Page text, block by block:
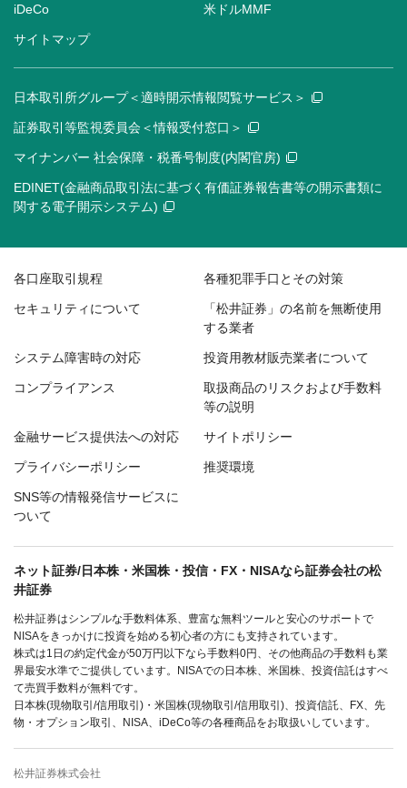
iDeCo 米ドルMMF
サイトマップ
日本取引所グループ＜適時開示情報閲覧サービス＞
証券取引等監視委員会＜情報受付窓口＞
マイナンバー 社会保障・税番号制度(内閣官房)
EDINET(金融商品取引法に基づく有価証券報告書等の開示書類に
関する電子開示システム)
各口座取引規程 各種犯罪手口とその対策
セキュリティについて
「松井証券」の名前を無断使用
する業者
システム障害時の対応 投資用教材販売業者について
コンプライアンス
取扱商品のリスクおよび手数料
等の説明
金融サービス提供法への対応 サイトポリシー
プライバシーポリシー 推奨環境
SNS等の情報発信サービスに
ついて
ネット証券/日本株・米国株・投信・FX・NISAなら証券会社の松
井証券
松井証券はシンプルな手数料体系、豊富な無料ツールと安心のサポートで
NISAをきっかけに投資を始める初心者の方にも支持されています。
株式は1日の約定代金が50万円以下なら手数料0円、その他商品の手数料も業
界最安水準でご提供しています。NISAでの日本株、米国株、投資信託はすべ
て売買手数料が無料です。
日本株(現物取引/信用取引)・米国株(現物取引/信用取引)、投資信託、FX、先
物・オプション取引、NISA、iDeCo等の各種商品をお取扱いしています。
松井証券株式会社